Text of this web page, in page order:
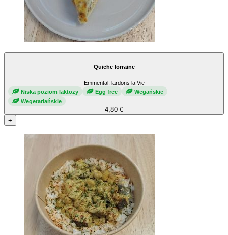
Quiche lorraine
Emmental, lardons la Vie
Niska poziom laktozy
Egg free
Wegańskie
Wegetariańskie
4,80 €
+